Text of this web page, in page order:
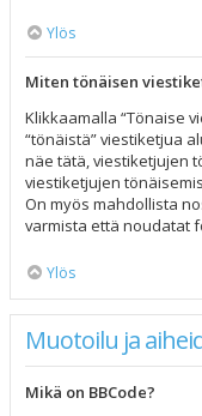
Ylös
Miten tönäisen
Klikkaamalla “Tönaise
“tönäistä” viestiketjua
näe tätä, viestiketjujen
viestiketjujen
On myös mahdollista
varmista että noudatat
Ylös
Muotoilu ja
Mikä on BBCode?